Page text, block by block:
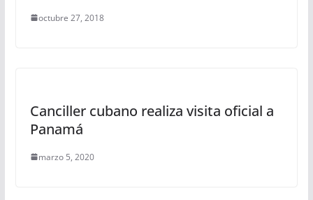
octubre 27, 2018
Canciller cubano realiza visita oficial a
Panamá
marzo 5, 2020